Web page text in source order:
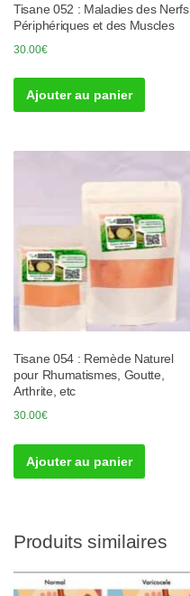
Tisane 052 : Maladies des Nerfs
Périphériques et des Muscles
30.00€
Ajouter au panier
Tisane 054 : Remède Naturel
pour Rhumatismes, Goutte,
Arthrite, etc
30.00€
Ajouter au panier
Produits similaires